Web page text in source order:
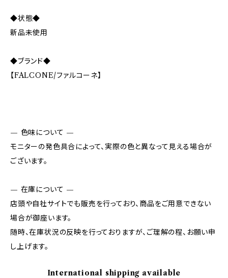
◆状態◆
新品未使用
◆ブランド◆
【FALCONE/ファルコーネ】
— 色味について —
モニターの発色具合によって、実際の色と異なって見える場合が
ございます。
— 在庫について —
店頭や自社サイトでも販売を行っており、商品をご用意できない
場合が御座います。
随時、在庫状況の反映を行っておりますが、ご理解の程、お願い申
し上げます。
International shipping available